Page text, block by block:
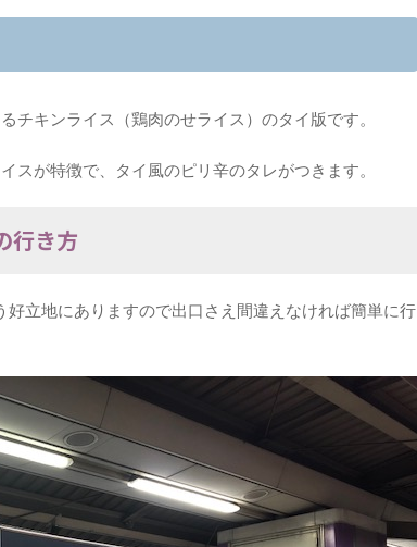
チキンライス（鶏肉のせライス）のタイ版です。
スが特徴で、タイ風のピリ辛のタレがつきます。
行き方
立地にありますので出口さえ間違えなければ簡単に行